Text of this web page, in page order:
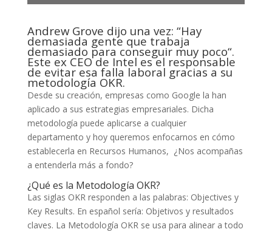
Andrew Grove dijo una vez: “Hay
demasiada gente que trabaja
demasiado para conseguir muy poco“.
Este ex CEO de Intel es el responsable
de evitar esa falla laboral gracias a su
metodología OKR.
Desde su creación, empresas como Google la han
aplicado a sus estrategias empresariales. Dicha
metodología puede aplicarse a cualquier
departamento y hoy queremos enfocarnos en cómo
establecerla en Recursos Humanos, ¿Nos acompañas
a entenderla más a fondo?
¿Qué es la Metodología OKR?
Las siglas OKR responden a las palabras: Objectives y
Key Results. En español sería: Objetivos y resultados
claves. La Metodología OKR se usa para alinear a todo